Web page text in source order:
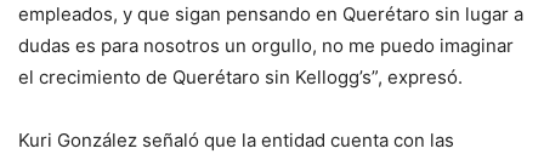
empleados, y que sigan pensando en Querétaro sin lugar a
dudas es para nosotros un orgullo, no me puedo imaginar
el crecimiento de Querétaro sin Kellogg’s”, expresó.
Kuri González señaló que la entidad cuenta con las